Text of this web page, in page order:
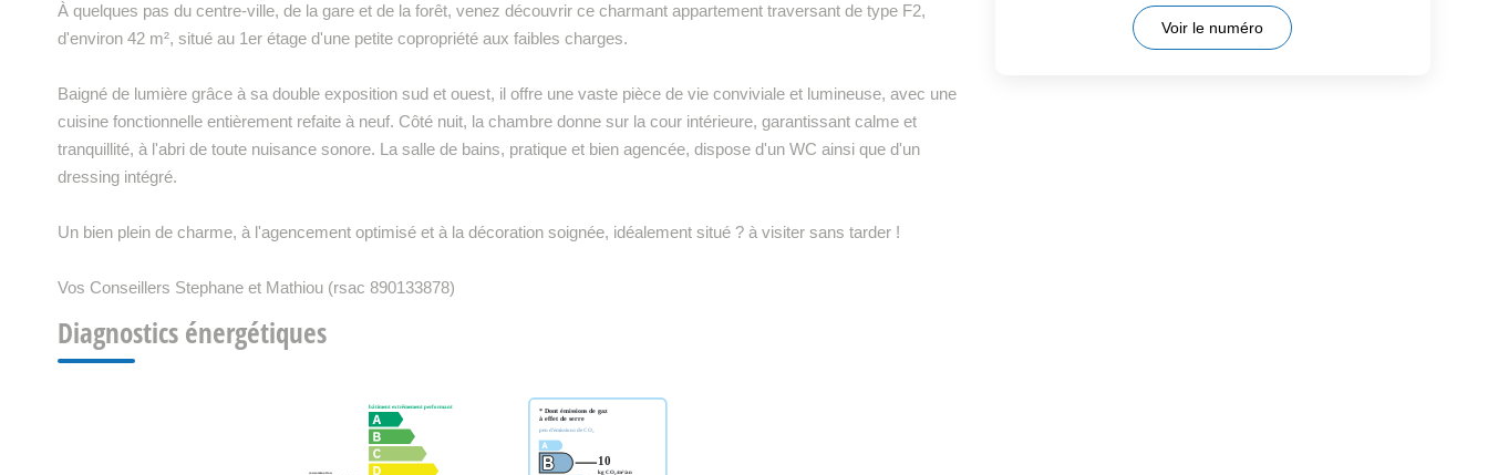
À quelques pas du centre-ville, de la gare et de la forêt, venez découvrir ce charmant appartement traversant de type F2,
d'environ 42 m², situé au 1er étage d'une petite copropriété aux faibles charges.
Baigné de lumière grâce à sa double exposition sud et ouest, il offre une vaste pièce de vie conviviale et lumineuse, avec une
cuisine fonctionnelle entièrement refaite à neuf. Côté nuit, la chambre donne sur la cour intérieure, garantissant calme et
tranquillité, à l'abri de toute nuisance sonore. La salle de bains, pratique et bien agencée, dispose d'un WC ainsi que d'un
dressing intégré.
Un bien plein de charme, à l'agencement optimisé et à la décoration soignée, idéalement situé ? à visiter sans tarder !
Vos Conseillers Stephane et Mathiou (rsac 890133878)
Diagnostics énergétiques
Voir le numéro